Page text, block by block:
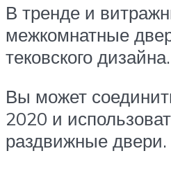
В тренде и
межкомнатные
тековского дизайна.
Вы может
2020 и
раздвижные двери.